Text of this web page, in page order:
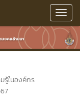
รู้ในองค์กร